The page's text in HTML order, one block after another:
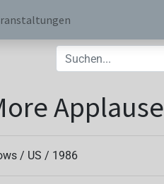
Applause
/ US / 1986